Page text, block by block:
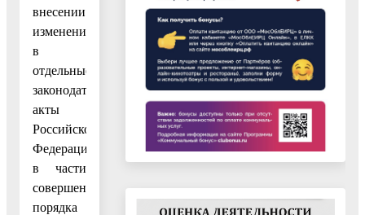
внесении
изменений
в
отдельные
законодательные
акты
Российской
Федерации
в части
совершенствования
порядка